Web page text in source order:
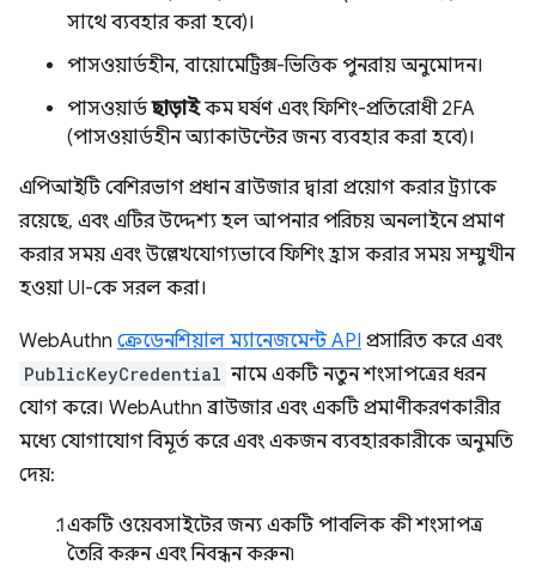
সাথে ব্যবহার করা হবে)।
পাসওয়ার্ডহীন, বায়োমেট্রিক্স-ভিত্তিক পুনরায় অনুমোদন।
পাসওয়ার্ডছাড়াইকম ঘর্ষণ এবং ফিশিং-প্রতিরোধী 2FA
(পাসওয়ার্ডহীন অ্যাকাউন্টের জন্য ব্যবহার করা হবে)।
এপিআইটি বেশিরভাগ প্রধান ব্রাউজার দ্বারা প্রয়োগ করার ট্র্যাকে
রয়েছে, এবং এটির উদ্দেশ্য হল আপনার পরিচয় অনলাইনে প্রমাণ
করার সময় এবং উল্লেখযোগ্যভাবে ফিশিং হ্রাস করার সময় সম্মুখীন
হওয়া UI-কে সরল করা।
WebAuthn ক্রেডেনশিয়াল ম্যানেজমেন্ট API প্রসারিত করে এবং
PublicKeyCredential নামে একটি নতুন শংসাপত্রের ধরন
যোগ করে। WebAuthn ব্রাউজার এবং একটি প্রমাণীকরণকারীর
মধ্যে যোগাযোগ বিমূর্ত করে এবং একজন ব্যবহারকারীকে অনুমতি
দেয়:
একটি ওয়েবসাইটের জন্য একটি পাবলিক কী শংসাপত্র
তৈরি করুন এবং নিবন্ধন করুন৷